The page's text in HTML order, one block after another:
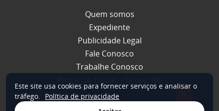
Quem somos
Expediente
Publicidade Legal
Fale Conosco
Trabalhe Conosco
Este site usa cookies para fornecer serviços e analisar o
tráfego.
Política de privacidade